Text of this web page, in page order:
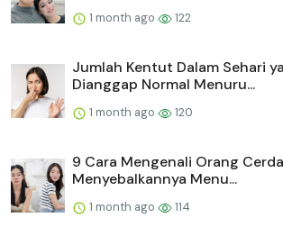
1 month ago 122
Jumlah Kentut Dalam Sehari
Dianggap Normal Menuru...
1 month ago 120
9 Cara Mengenali Orang
Menyebalkannya Menu...
1 month ago 114